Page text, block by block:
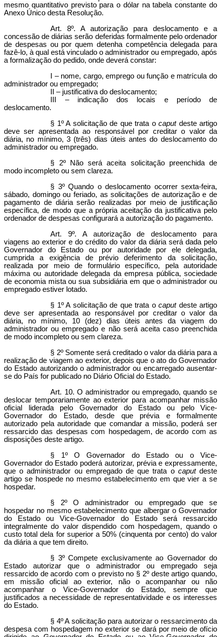
mesmo quantitativo previsto para o dólar na tabela constante do
Anexo Único desta Resolução.
Art. 8º. A autorização para deslocamento e a
concessão de diárias serão deferidas formalmente pelo ordenador
de despesas ou por quem detenha competência delegada para
fazê-lo, à qual está vinculado o administrador ou empregado, após
a formalização do pedido, onde deverá constar:
I – nome, cargo, emprego ou função e matrícula do
administrador ou empregado;
II – justificativa do deslocamento;
III – indicação dos locais e período de
deslocamento.
§ 1º A solicitação de que trata ocaputdeste artigo
deve ser apresentada ao responsável por creditar o valor da
diária, no mínimo, 3 (três) dias úteis antes do deslocamento do
administrador ou empregado.
§ 2º Não será aceita solicitação preenchida de
modo incompleto ou sem clareza.
§ 3º Quando o deslocamento ocorrer sexta-feira,
sábado, domingo ou feriado, as solicitações de autorização e de
pagamento de diária serão realizadas por meio de justificação
específica, de modo que a própria aceitação da justificativa pelo
ordenador de despesas configurará a autorização do pagamento.
Art. 9º. A autorização de deslocamento para
viagens ao exterior e do crédito do valor da diária será dada pelo
Governador do Estado ou por autoridade por ele delegada,
cumprida a exigência de prévio deferimento da solicitação,
realizada por meio de formulário específico, pela autoridade
máxima ou autoridade delegada da empresa pública, sociedade
de economia mista ou sua subsidiária em que o administrador ou
empregado estiver lotado.
§ 1º A solicitação de que trata ocaputdeste artigo
deve ser apresentada ao responsável por creditar o valor da
diária, no mínimo, 10 (dez) dias úteis antes da viagem do
administrador ou empregado e não será aceita caso preenchida
de modo incompleto ou sem clareza.
§ 2º Somente será creditado o valor da diária para a
realização de viagem ao exterior, depois que o ato do Governador
do Estado autorizando o administrador ou encarregado ausentar-
se do País for publicado no Diário Oficial do Estado.
Art. 10. O administrador ou empregado, quando se
deslocar temporariamente ao exterior para acompanhar missão
oficial liderada pelo Governador do Estado ou pelo Vice-
Governador do Estado, desde que prévia e formalmente
autorizado pela autoridade que comandar a missão, poderá ser
ressarcido das despesas com hospedagem, de acordo com as
disposições deste artigo.
§ 1º O Governador do Estado ou o Vice-
Governador do Estado poderá autorizar, prévia e expressamente,
que o administrador ou empregado de que trata o caputdeste
artigo se hospede no mesmo estabelecimento em que vier a se
hospedar.
§ 2º O administrador ou empregado que se
hospedar no mesmo estabelecimento que albergar o Governador
do Estado ou Vice-Governador do Estado será ressarcido
integralmente do valor dispendido com hospedagem, quando o
custo total dela for superior a 50% (cinquenta por cento) do valor
da diária a que tem direito.
§ 3º Compete exclusivamente ao Governador do
Estado autorizar que o administrador ou empregado seja
ressarcido de acordo com o previsto no § 2º deste artigo quando,
em missão oficial ao exterior, não o acompanhar ou não
acompanhar o Vice-Governador do Estado, sempre que
justificados a necessidade de representatividade e os interesses
do Estado.
§ 4º A solicitação para autorizar o ressarcimento da
despesa com hospedagem no exterior se dará por meio de ofício